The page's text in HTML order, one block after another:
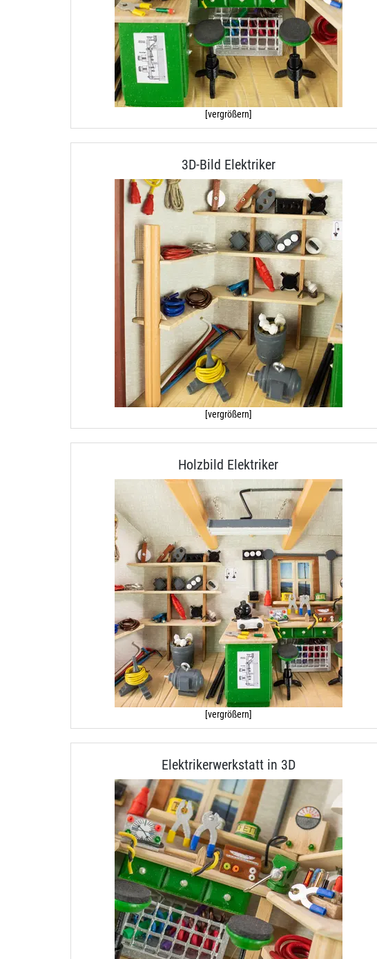
[vergrößern]
3D-Bild Elektriker
[vergrößern]
Holzbild Elektriker
[vergrößern]
Elektrikerwerkstatt in 3D